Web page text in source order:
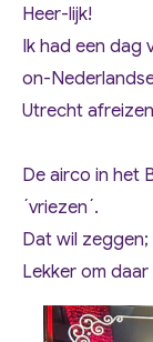
Heer-lijk!
Ik had een dag
on-
Utrecht
De airco in het
´vriezen´.
Dat wil
Lekker om